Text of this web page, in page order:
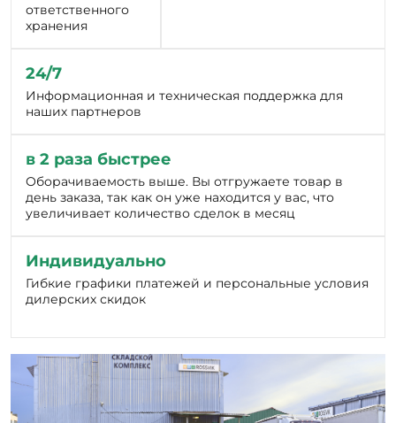
24/7
наших партнеров
в 2 раза быстрее
день заказа, так как он уже находится у вас, что
увеличивает количество сделок в месяц
Индивидуально
дилерских скидок